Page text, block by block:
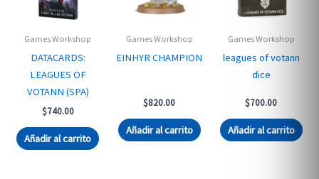
Games Workshop
DATACARDS:
LEAGUES OF
VOTANN (SPA)
$740.00
Añadir al carrito
Games Workshop
EINHYR CHAMPION
$820.00
Añadir al carrito
Games Workshop
leagues of votann
dice
$700.00
Añadir al carrito